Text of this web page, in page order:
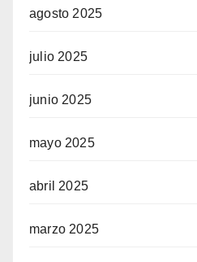
agosto 2025
julio 2025
junio 2025
mayo 2025
abril 2025
marzo 2025